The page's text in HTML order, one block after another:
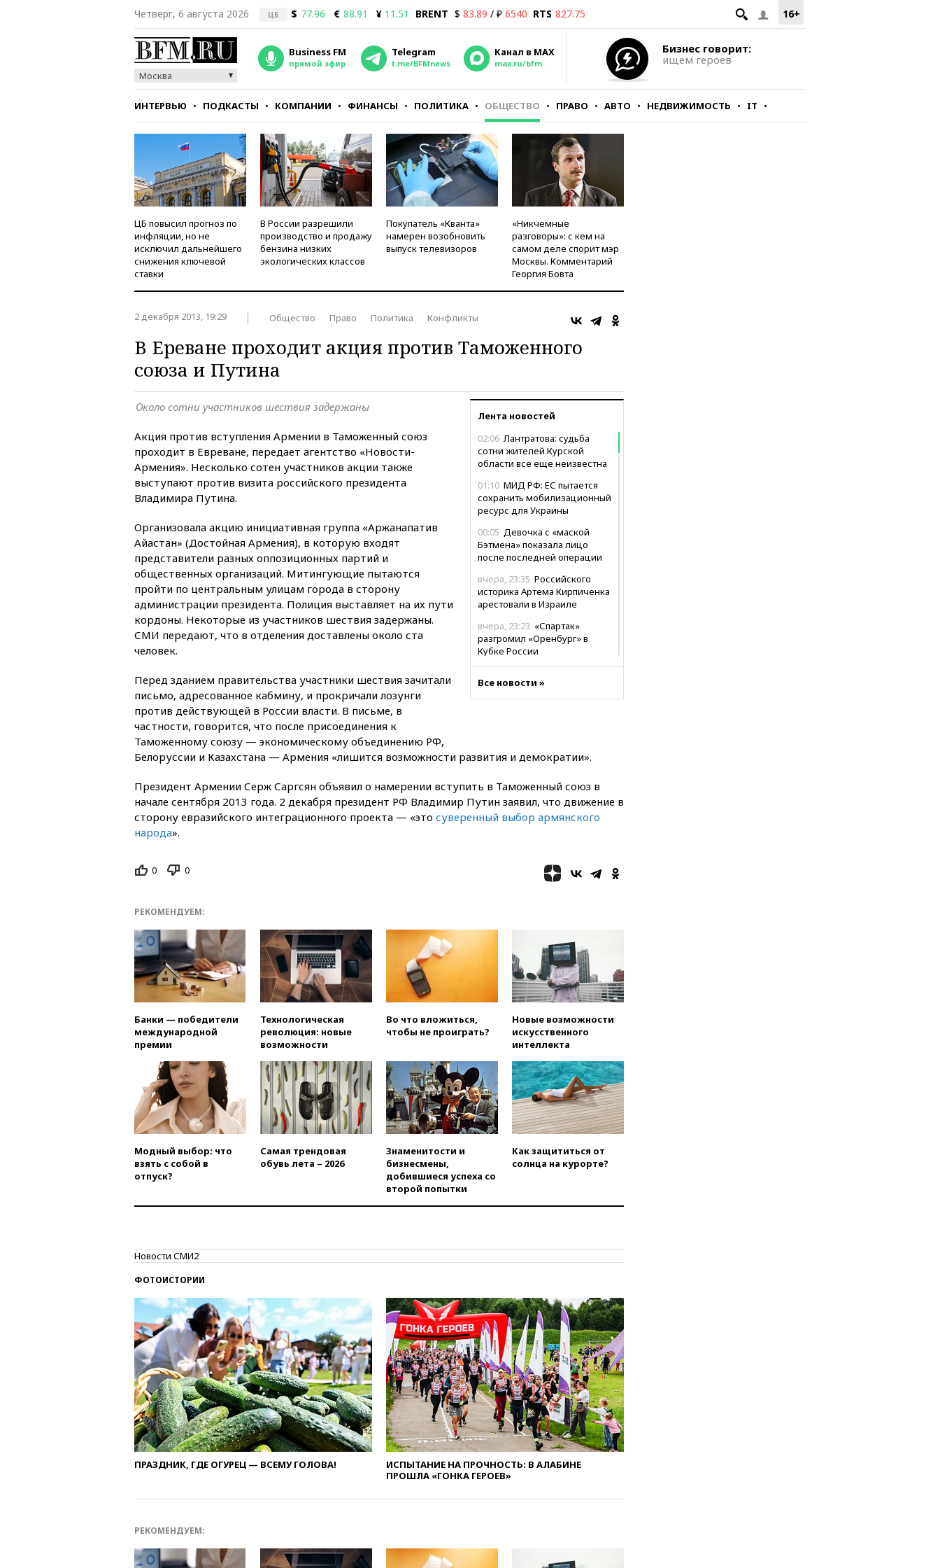
16+
Четверг, 6 августа 2026 ЦБ $ 77.96 € 88.91 ¥ 11.51 BRENT $ 83.89 / ₽ 6540 RTS 827.75
Москва
Business FM
прямой эфир
Telegram
t.me/BFMnews
Канал в MAX
max.ru/bfm
Бизнес говорит:
ищем героев
ИНТЕРВЬЮ ПОДКАСТЫ КОМПАНИИ ФИНАНСЫ ПОЛИТИКА ОБЩЕСТВО ПРАВО АВТО НЕДВИЖИМОСТЬ IT
СТИЛЬ ТЕСТЫ
ЦБ повысил прогноз по
инфляции, но не
исключил дальнейшего
снижения ключевой
ставки
В России разрешили
производство и продажу
бензина низких
экологических классов
Покупатель «Кванта»
намерен возобновить
выпуск телевизоров
«Никчемные
разговоры»: с кем на
самом деле спорит мэр
Москвы. Комментарий
Георгия Бовта
2 декабря 2013, 19:29 Общество Право Политика Конфликты
В Ереване проходит акция против Таможенного
союза и Путина
Лента новостей
02:06 Лантратова: судьба
сотни жителей Курской
области все еще неизвестна
01:10 МИД РФ: ЕС пытается
сохранить мобилизационный
ресурс для Украины
00:05 Девочка с «маской
Бэтмена» показала лицо
после последней операции
вчера, 23:35 Российского
историка Артема Кирпиченка
арестовали в Израиле
вчера, 23:23 «Спартак»
разгромил «Оренбург» в
Кубке России
X о миграционном кризисе в
Сеуте набрал миллион
означает прекращения
РФ
вчера, 22:35Семь грузовых
вагонов сошли с рельсов в
выросли нефтегазовые
доходы российского бюджета
Организаторы
«Интервидения»
подтвердили, что конкурс
пройдет в Саудовской Аравии
вчера, 21:35Машков: в РФ
подготовили концепцию
развития театрального
искусства до 2035 года
вчера, 21:21Правительство
РФ разрешило продажу
бензина старых
экологических классов
вчера, 21:15Путин обсудил с
Машковым 150-летие Союза
театральных деятелей
вчера, 20:47 Newsweek:
«взрывная» диарея охватила
вчера, 20:20Третий комплект
вчера, 20:15ТАСС: жизни
главы «Уралдронзавода»
после взрыва ничего не
угрожает
вчера, 20:08По всей Грузии
снова отключилось
электричество
вчера, 20:00Зеленский связал
дефицит ракет с попыткой
Запада принудить Киев к
уступкам
вчера, 19:45
меры безопасности во время
сообщила об омоложении
партийных списков на выборах
Все новости »
Около сотни участников шествия задержаны
Акция против вступления Армении в Таможенный союз
проходит в Евреване, передает агентство «Новости-
Армения». Несколько сотен участников акции также
выступают против визита российского президента
Владимира Путина.
Организовала акцию инициативная группа «Аржанапатив
Айастан» (Достойная Армения), в которую входят
представители разных оппозиционных партий и
общественных организаций. Митингующие пытаются
пройти по центральным улицам города в сторону
администрации президента. Полиция выставляет на их пути
кордоны. Некоторые из участников шествия задержаны.
СМИ передают, что в отделения доставлены около ста
человек.
Перед зданием правительства участники шествия зачитали
письмо, адресованное кабмину, и прокричали лозунги
против действующей в России власти. В письме, в
частности, говорится, что после присоединения к
Таможенному союзу — экономическому объединению РФ,
Белоруссии и Казахстана — Армения «лишится возможности развития и демократии».
Президент Армении Серж Саргсян объявил о намерении вступить в Таможенный союз в
начале сентября 2013 года. 2 декабря президент РФ Владимир Путин заявил, что движение в
сторону евразийского интеграционного проекта — «это суверенный выбор армянского
народа».
0 0
РЕКОМЕНДУЕМ:
Банки — победители
международной
премии
Технологическая
революция: новые
возможности
Во что вложиться,
чтобы не проиграть?
Новые возможности
искусственного
интеллекта
Модный выбор: что
взять с собой в
отпуск?
Самая трендовая
обувь лета – 2026
Знаменитости и
бизнесмены,
добившиеся успеха со
второй попытки
Как защититься от
солнца на курорте?
Новости СМИ2
ФОТОИСТОРИИ
ПРАЗДНИК, ГДЕ ОГУРЕЦ — ВСЕМУ ГОЛОВА!
ИСПЫТАНИЕ НА ПРОЧНОСТЬ: В АЛАБИНЕ
ПРОШЛА «ГОНКА ГЕРОЕВ»
РЕКОМЕНДУЕМ: